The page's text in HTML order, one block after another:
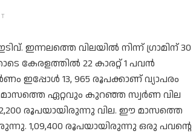
ഇന്നലത്തെ വിലയിൽ നിന്ന് ഗ്രാമിന് 30
22 കാരറ്റ് 1 പവൻ
ഇപ്പോൾ 13, 965 രൂപക്കാണ് വ്യാപരം
ഏറ്റവും കുറഞ്ഞ സ്വർണ വില
രൂപയായിരുന്നു വില. ഈ മാസത്തെ
1,09,400 രൂപയായിരുന്നു ഒരു പവന്റെ